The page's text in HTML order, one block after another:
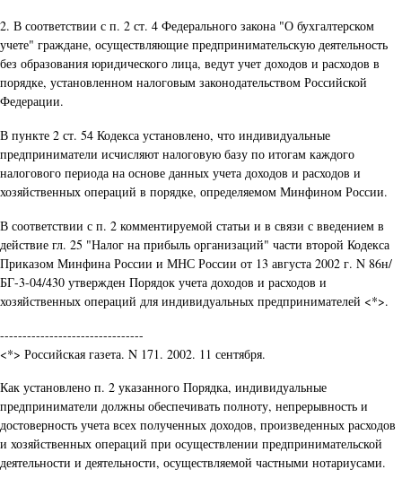
2. В соответствии с п. 2 ст. 4 Федерального закона "О бухгалтерском
учете" граждане, осуществляющие предпринимательскую деятельность
без образования юридического лица, ведут учет доходов и расходов в
порядке, установленном налоговым законодательством Российской
Федерации.
В пункте 2 ст. 54 Кодекса установлено, что индивидуальные
предприниматели исчисляют налоговую базу по итогам каждого
налогового периода на основе данных учета доходов и расходов и
хозяйственных операций в порядке, определяемом Минфином России.
В соответствии с п. 2 комментируемой статьи и в связи с введением в
действие гл. 25 "Налог на прибыль организаций" части второй Кодекса
Приказом Минфина России и МНС России от 13 августа 2002 г. N 86н/
БГ-3-04/430 утвержден Порядок учета доходов и расходов и
хозяйственных операций для индивидуальных предпринимателей <*>.
--------------------------------
<*> Российская газета. N 171. 2002. 11 сентября.
Как установлено п. 2 указанного Порядка, индивидуальные
предприниматели должны обеспечивать полноту, непрерывность и
достоверность учета всех полученных доходов, произведенных расходов
и хозяйственных операций при осуществлении предпринимательской
деятельности и деятельности, осуществляемой частными нотариусами.